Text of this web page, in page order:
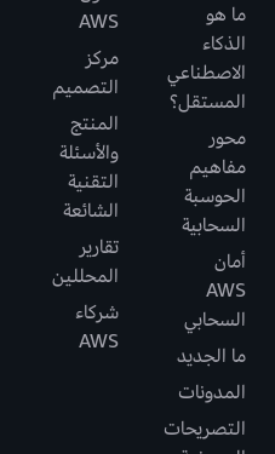
ما هو
الذكاء
الاصطناعي
المستقل؟
محور
مفاهيم
الحوسبة
السحابية
أمان
AWS
السحابي
ما الجديد
المدونات
التصريحات
AWS
مركز
التصميم
المنتج
والأسئلة
التقنية
الشائعة
تقارير
المحللين
شركاء
AWS